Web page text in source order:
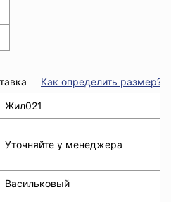
Как определить размер?
Жил021
Уточняйте у менеджера
Васильковый